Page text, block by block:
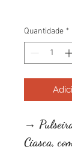
Quantidade *
→
Ciasca,